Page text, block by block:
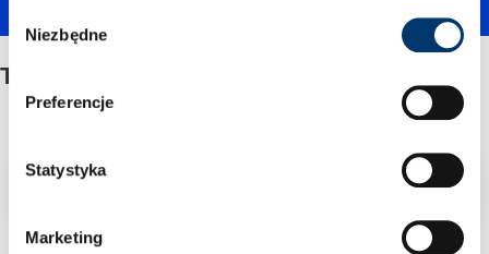
y
b
Niezbędne
Preferencje
Statystyka
Marketing
Taśmy i folie precyzyjne
Filtr/sortowanie